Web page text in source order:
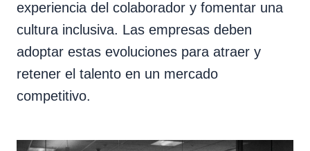
experiencia del colaborador y fomentar una
cultura inclusiva. Las empresas deben
adoptar estas evoluciones para atraer y
retener el talento en un mercado
competitivo.